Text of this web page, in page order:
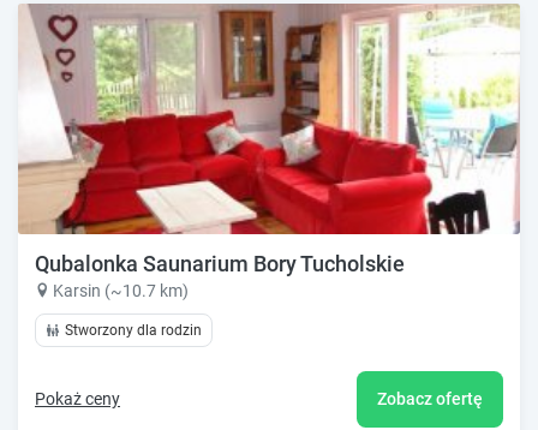
Qubalonka Saunarium Bory Tucholskie
Karsin (~10.7 km)
Stworzony dla rodzin
Pokaż ceny Zobacz ofertę